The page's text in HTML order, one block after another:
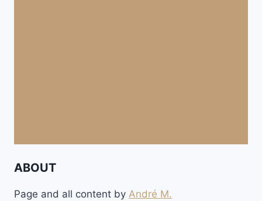
ABOUT
Page and all content by André M.